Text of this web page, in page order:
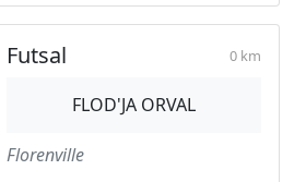
Futsal 0 km
FLOD'JA ORVAL
Florenville